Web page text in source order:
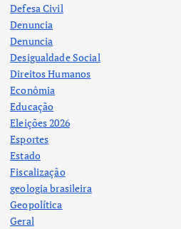
Defesa Civil
Denuncia
Denuncia
Desigualdade Social
Direitos Humanos
Econômia
Educação
Eleições 2026
Esportes
Estado
Fiscalização
geologia brasileira
Geopolítica
Geral